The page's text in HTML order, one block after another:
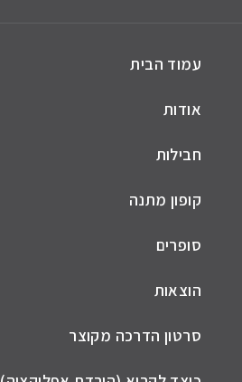
עמוד הבית
אודות
חבילות
קופון מתנה
סופרים
הוצאות
סרטון הדרכה מקוצר